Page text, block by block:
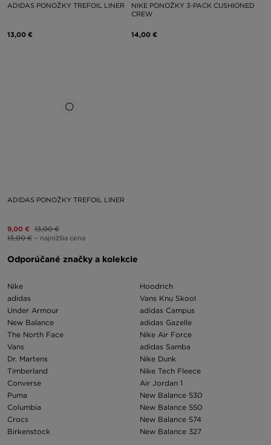
ADIDAS PONOŽKY TREFOIL LINER
13,00 €
NIKE PONOŽKY 3-PACK CUSHIONED
CREW
14,00 €
ADIDAS PONOŽKY TREFOIL LINER
9,00 € 13,00 €
13,00 € – najnižšia cena
Odporúčané značky a kolekcie
Nike
adidas
Under Armour
New Balance
The North Face
Vans
Dr. Martens
Timberland
Converse
Puma
Columbia
Crocs
Birkenstock
Hoodrich
Vans Knu Skool
adidas Campus
adidas Gazelle
Nike Air Force
adidas Samba
Nike Dunk
Nike Tech Fleece
Air Jordan 1
New Balance 530
New Balance 550
New Balance 574
New Balance 327